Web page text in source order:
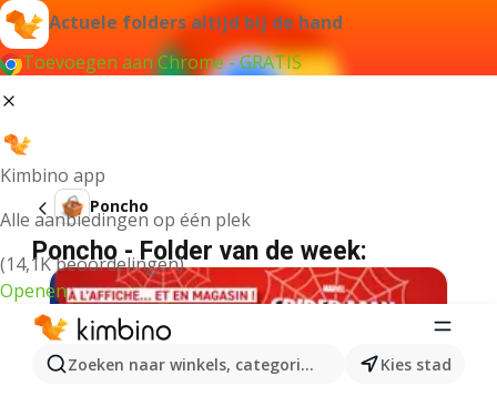
Actuele folders altijd bij de hand
Toevoegen aan Chrome - GRATIS
Kimbino app
Alle aanbiedingen op één plek
(14,1K beoordelingen)
Openen
Zoeken naar winkels, categorieën, producten...
Kies stad
Poncho
Poncho - Folder van de week: